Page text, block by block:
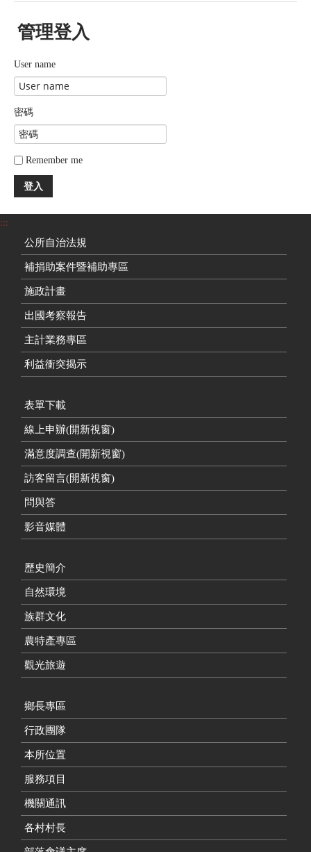
管理登入
User name
密碼
Remember me
登入
:::
公所自治法規
補捐助案件暨補助專區
施政計畫
出國考察報告
主計業務專區
利益衝突揭示
表單下載
線上申辦(開新視窗)
滿意度調查(開新視窗)
訪客留言(開新視窗)
問與答
影音媒體
歷史簡介
自然環境
族群文化
農特產專區
觀光旅遊
鄉長專區
行政團隊
本所位置
服務項目
機關通訊
各村村長